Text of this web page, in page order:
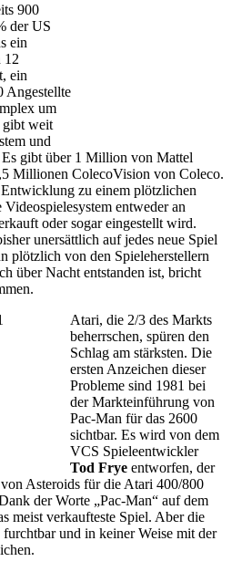
900
der US
ein
12
ein
Angestellte
um
gibt weit
und
Es gibt über 1 Million von Mattel
Millionen ColecoVision von Coleco.
zu einem plötzlichen
entweder an
oder sogar eingestellt wird.
unersättlich auf jedes neue Spiel
plötzlich von den Spieleherstellern
über Nacht entstanden ist, bricht
Atari, die 2/3 des Markts
beherrschen, spüren den
Schlag am stärksten. Die
ersten Anzeichen dieser
Probleme sind 1981 bei
der Markteinführung von
Pac-Man für das 2600
sichtbar. Es wird von dem
VCS Spieleentwickler
Tod Frye entworfen, der
Asteroids für die Atari 400/800
der Worte „Pac-Man“ auf dem
meist verkaufteste Spiel. Aber die
und in keiner Weise mit der